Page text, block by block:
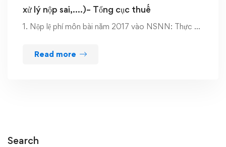
xử lý nộp sai,….)– Tổng cục thuế
1. Nộp lệ phí môn bài năm 2017 vào NSNN: Thực …
Read more
Search